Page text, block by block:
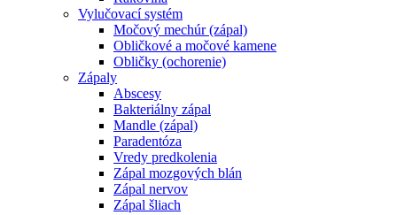
Vylučovací systém
Močový mechúr (zápal)
Obličkové a močové kamene
Obličky (ochorenie)
Zápaly
Abscesy
Bakteriálny zápal
Mandle (zápal)
Paradentóza
Vredy predkolenia
Zápal mozgových blán
Zápal nervov
Zápal šliach